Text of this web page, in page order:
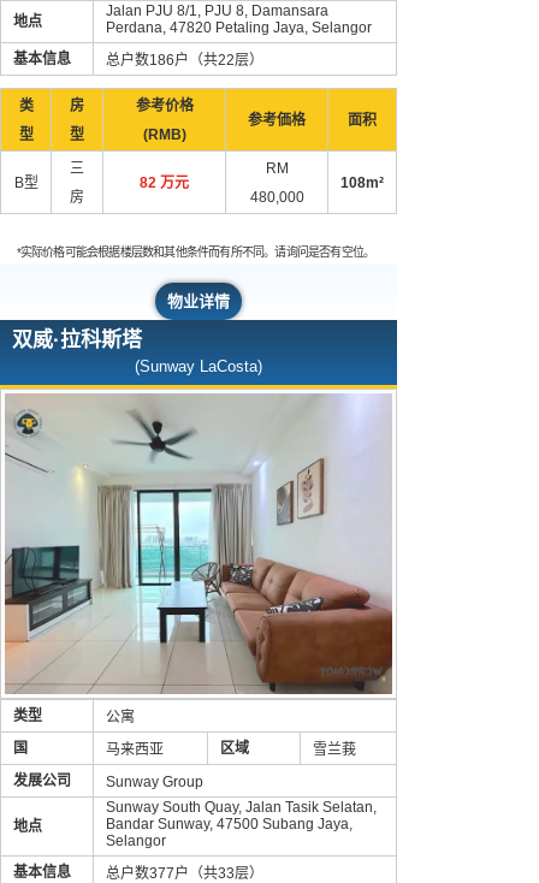
地点
Jalan PJU 8/1, PJU 8, Damansara
Perdana, 47820 Petaling Jaya, Selangor
基本信息
总户数186户（共22层）
类
型
房
型
参考价格
(RMB)
参考価格 面积
B型
三
房
82 万元
RM
480,000
108m²
*实际价格可能会根据楼层数和其他条件而有所不同。请询问是否有空位。
物业详情
双威·拉科斯塔
(Sunway LaCosta)
类型
公寓
国
马来西亚 区域
雪兰莪
发展公司
Sunway Group
地点
Sunway South Quay, Jalan Tasik Selatan,
Bandar Sunway, 47500 Subang Jaya,
Selangor
基本信息
总户数377户（共33层）